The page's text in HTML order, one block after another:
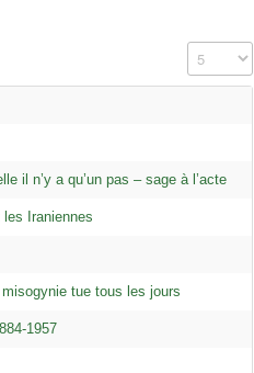
Affichage #
il n’y a qu’un pas – sage à l’acte
Iraniennes
tue tous les jours
1957